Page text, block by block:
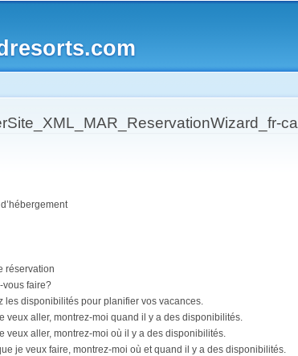
here ca
réservation
vous faire?
les disponibilités pour planifier vos vacances.
veux aller, montrez-moi quand il y a des disponibilités.
veux aller, montrez-moi où il y a des disponibilités.
je veux faire, montrez-moi où et quand il y a des disponibilités.